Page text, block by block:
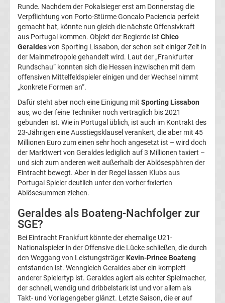
Transfergerüchte
Transferticker
-
vom
Transfermarkt
Trainerentlassungen
Bundesliga
Porträts
Fußballklubs
Fußball
Bundesliga
Runde. Nachdem der Pokalsieger erst am Donnerstag die
Verpflichtung von Porto-Stürme Goncalo Paciencia perfekt
gemacht hat, könnte nun gleich die nächste Offensivkraft
aus Portugal kommen. Objekt der Begierde ist Chico
Geraldesvon Sporting Lissabon, der schon seit einiger Zeit in
der Mainmetropole gehandelt wird. Laut der „Frankfurter
Rundschau“ konnten sich die Hessen inzwischen mit dem
offensiven Mittelfeldspieler einigen und der Wechsel nimmt
„konkrete Formen an“.
Dafür steht aber noch eine Einigung mit Sporting Lissabon
aus, wo der feine Techniker noch vertraglich bis 2021
gebunden ist. Wie in Portugal üblich, ist auch im Kontrakt des
23-Jährigen eine Ausstiegsklausel verankert, die aber mit 45
Millionen Euro zum einen sehr hoch angesetzt ist – wird doch
der Marktwert von Geraldes lediglich auf 3 Millionen taxiert –
und sich zum anderen weit außerhalb der Ablösespähren der
Eintracht bewegt. Aber in der Regel lassen Klubs aus
Portugal Spieler deutlich unter den vorher fixierten
Ablösesummen ziehen.
Geraldes als Boateng-Nachfolger zur
SGE?
Bei Eintracht Frankfurt könnte der ehemalige U21-
Nationalspieler in der Offensive die Lücke schließen, die durch
den Weggang von Leistungsträger Kevin-Prince Boateng
entstanden ist. Wenngleich Geraldes aber ein komplett
anderer Spielertyp ist. Geraldes agiert als echter Spielmacher,
der schnell, wendig und dribbelstark ist und vor allem als
Takt- und Vorlagengeber glänzt. Letzte Saison, die er auf